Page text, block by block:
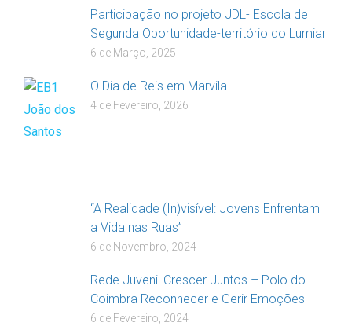
Participação no projeto JDL- Escola de
Segunda Oportunidade-território do Lumiar
6 de Março, 2025
O Dia de Reis em Marvila
4 de Fevereiro, 2026
“A Realidade (In)visível: Jovens Enfrentam
a Vida nas Ruas”
6 de Novembro, 2024
Rede Juvenil Crescer Juntos – Polo do
Coimbra Reconhecer e Gerir Emoções
6 de Fevereiro, 2024